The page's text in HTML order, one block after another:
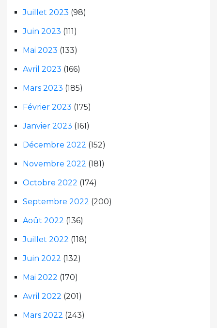
Juillet 2023 (98)
Juin 2023 (111)
Mai 2023 (133)
Avril 2023 (166)
Mars 2023 (185)
Février 2023 (175)
Janvier 2023 (161)
Décembre 2022 (152)
Novembre 2022 (181)
Octobre 2022 (174)
Septembre 2022 (200)
Août 2022 (136)
Juillet 2022 (118)
Juin 2022 (132)
Mai 2022 (170)
Avril 2022 (201)
Mars 2022 (243)